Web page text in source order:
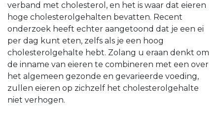
verband met cholesterol, en het is waar dat eieren
hoge cholesterolgehalten bevatten. Recent
onderzoek heeft echter aangetoond dat je een ei
per dag kunt eten, zelfs als je een hoog
cholesterolgehalte hebt. Zolang u eraan denkt om
de inname van eieren te combineren met een over
het algemeen gezonde en gevarieerde voeding,
zullen eieren op zichzelf het cholesterolgehalte
niet verhogen.